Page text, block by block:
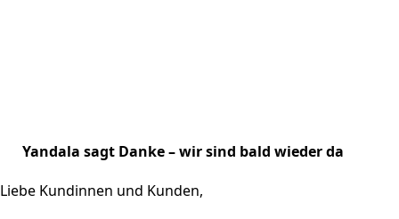
Yandala sagt Danke – wir sind bald wieder da
Liebe Kundinnen und Kunden,